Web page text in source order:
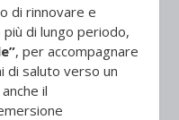
di rinnovare e
di lungo periodo,
, per accompagnare
di saluto verso un
il